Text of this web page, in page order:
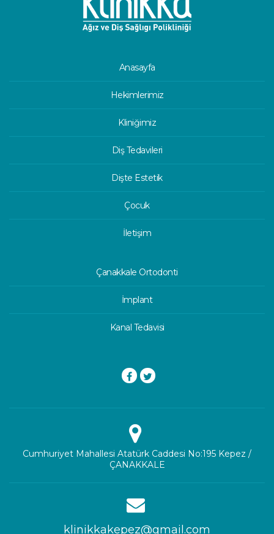
Anasayfa
Hekimlerimiz
Kliniğimiz
Diş Tedavileri
Dişte Estetik
Çocuk
İletişim
Çanakkale Ortodonti
İmplant
Kanal Tedavisi
Cumhuriyet Mahallesi Atatürk Caddesi No:195 Kepez /
ÇANAKKALE
klinikkakepez@gmail.com